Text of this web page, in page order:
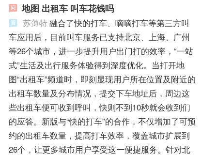
地图 出租车 叫车花钱吗
苏薄特融合了快的打车、嘀嘀打车等第三方叫
车应用后，目前叫车服务已支持北京、上海、广州
等26个城市，进一步提升用户出门打的效率，“一站
式”生活及出行服务体验得到深度优化。当打开地
图“出租车”频道时，即刻显现用户所在位置及附近的
出租车数量及分布情况，提交下车地址后，周边这
些出租车便可收到呼叫，快则不到10秒就会收到们
的应答。新版与“快的打车”的合作，不仅增加了可预
约的出租车数量，提高打车效率，覆盖城市扩展到
26个，让更多城市用户享受这一便捷服务。针对北